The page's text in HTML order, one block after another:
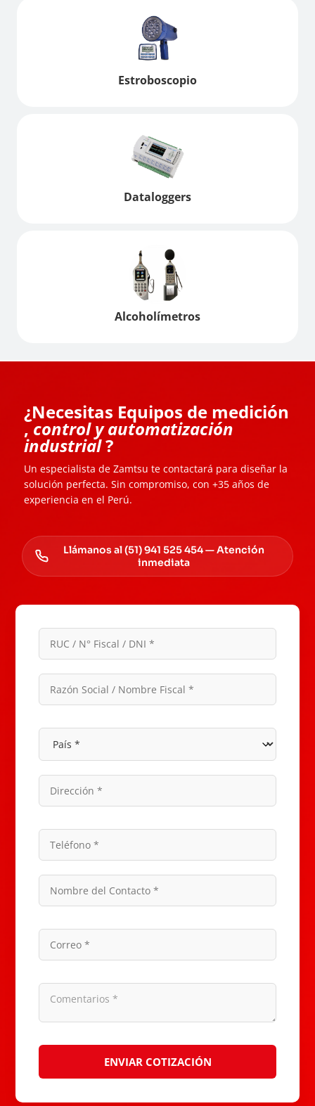
Estroboscopio
Dataloggers
Alcoholímetros
¿Necesitas Equipos de medición
,control y automatización
industrial?
Un especialista de Zamtsu te contactará para diseñar la
solución perfecta. Sin compromiso, con +35 años de
experiencia en el Perú.
Llámanos al (51) 941 525 454 — Atención
inmediata